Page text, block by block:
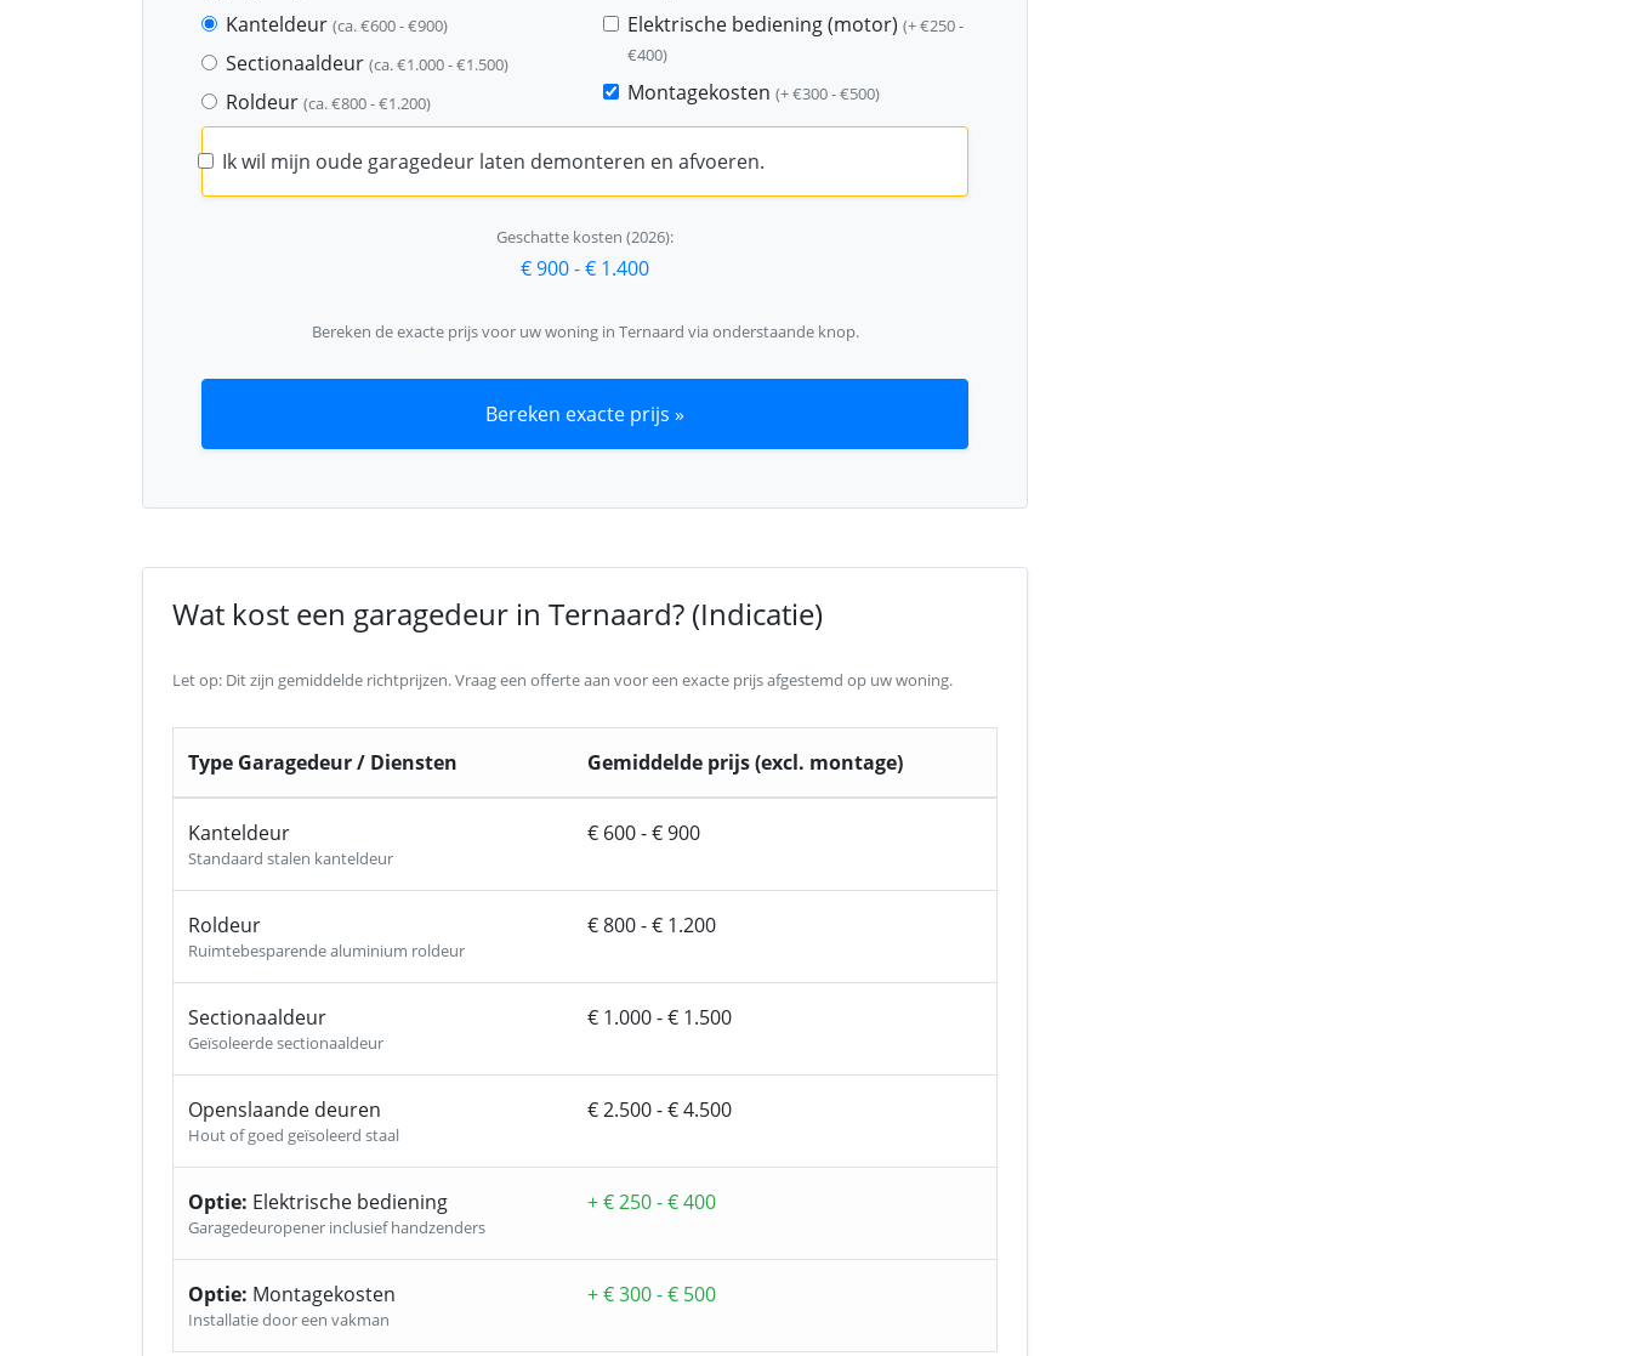
Kanteldeur (ca. €600 - €900)
Sectionaaldeur (ca. €1.000 - €1.500)
Roldeur (ca. €800 - €1.200)
Elektrische bediening (motor) (+ €250 -
€400)
Montagekosten (+ €300 - €500)
Ik wil mijn oude garagedeur laten demonteren en afvoeren.
Geschatte kosten (2026):
€ 900-€ 1.400
Bereken de exacte prijs voor uw woning in Ternaard via onderstaande knop.
Bereken exacte prijs »
Wat kost een garagedeur in Ternaard? (Indicatie)
Let op: Dit zijn gemiddelde richtprijzen. Vraag een offerte aan voor een exacte prijs afgestemd op uw woning.
Type Garagedeur / Diensten Gemiddelde prijs (excl. montage)
Kanteldeur
Standaard stalen kanteldeur
€ 600 - € 900
Roldeur
Ruimtebesparende aluminium roldeur
€ 800 - € 1.200
Sectionaaldeur
Geïsoleerde sectionaaldeur
€ 1.000 - € 1.500
Openslaande deuren
Hout of goed geïsoleerd staal
€ 2.500 - € 4.500
Optie: Elektrische bediening
Garagedeuropener inclusief handzenders
+ € 250 - € 400
Optie: Montagekosten
Installatie door een vakman
+ € 300 - € 500